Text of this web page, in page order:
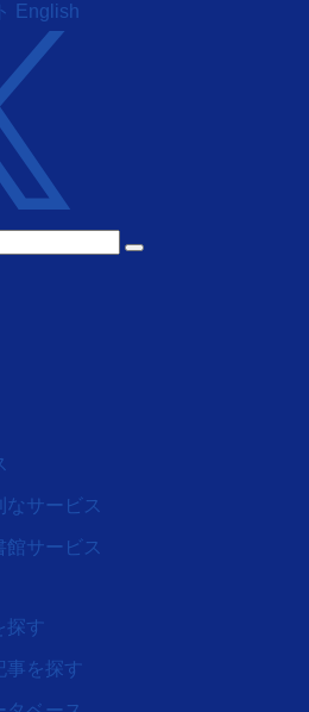
English
なサービス
館サービス
す
を探す